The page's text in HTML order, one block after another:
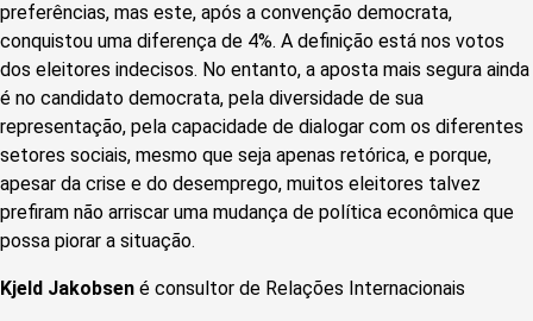
preferências, mas este, após a convenção democrata,
conquistou uma diferença de 4%. A definição está nos votos
dos eleitores indecisos. No entanto, a aposta mais segura ainda
é no candidato democrata, pela diversidade de sua
representação, pela capacidade de dialogar com os diferentes
setores sociais, mesmo que seja apenas retórica, e porque,
apesar da crise e do desemprego, muitos eleitores talvez
prefiram não arriscar uma mudança de política econômica que
possa piorar a situação.
Kjeld Jakobsen é consultor de Relações Internacionais